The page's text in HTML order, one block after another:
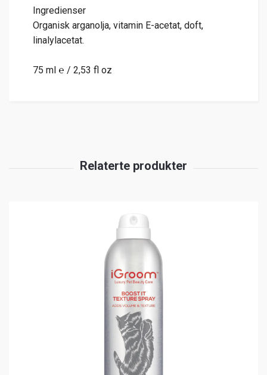
Ingredienser
Organisk arganolja, vitamin E-acetat, doft,
linalylacetat.
75 ml ℮ / 2,53 fl oz